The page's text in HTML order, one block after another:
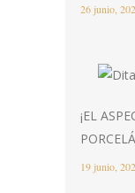
26 junio,
¡EL
19 junio,